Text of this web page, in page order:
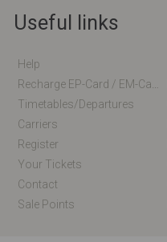
Useful links
Help
Timetables/departures
Carriers
Register
Your Tickets
Contact
Sale Points